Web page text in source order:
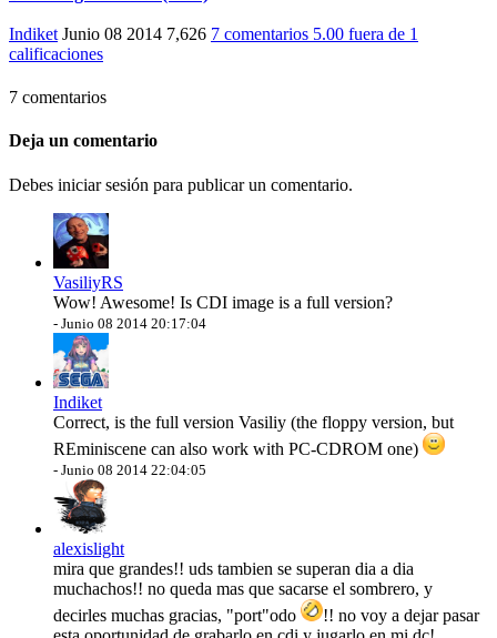
Indiket Junio 08 2014 7,626 7 comentarios 5.00 fuera de 1
calificaciones
7 comentarios
Deja un comentario
Debes iniciar sesión para publicar un comentario.
VasiliyRS
Wow! Awesome! Is CDI image is a full version?
- Junio 08 2014 20:17:04
Indiket
Correct, is the full version Vasiliy (the floppy version, but
REminiscene can also work with PC-CDROM one)
- Junio 08 2014 22:04:05
alexislight
mira que grandes!! uds tambien se superan dia a dia
muchachos!! no queda mas que sacarse el sombrero, y
decirles muchas gracias, "port"odo
!! no voy a dejar pasar